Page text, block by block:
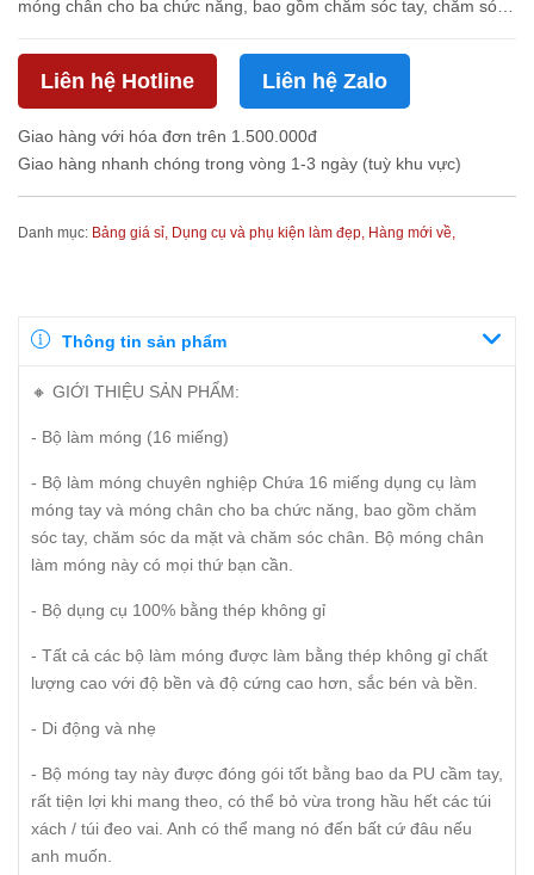
móng chân cho ba chức năng, bao gồm chăm sóc tay, chăm sóc
thứ bạn cần. - ...
Liên hệ Hotline Liên hệ Zalo
Giao hàng với hóa đơn trên 1.500.000đ
Giao hàng nhanh chóng trong vòng 1-3 ngày (tuỳ khu vực)
Danh mục: Bảng giá sỉ, Dụng cụ và phụ kiện làm đẹp, Hàng mới về,
Thông tin sản phẩm
🔸 GIỚI THIỆU SẢN PHẨM:
- Bộ làm móng (16 miếng)
- Bộ làm móng chuyên nghiệp Chứa 16 miếng dụng cụ làm
móng tay và móng chân cho ba chức năng, bao gồm chăm
sóc tay, chăm sóc da mặt và chăm sóc chân. Bộ móng chân
làm móng này có mọi thứ bạn cần.
- Bộ dụng cụ 100% bằng thép không gỉ
- Tất cả các bộ làm móng được làm bằng thép không gỉ chất
lượng cao với độ bền và độ cứng cao hơn, sắc bén và bền.
- Di động và nhẹ
- Bộ móng tay này được đóng gói tốt bằng bao da PU cầm tay,
rất tiện lợi khi mang theo, có thể bỏ vừa trong hầu hết các túi
xách / túi đeo vai. Anh có thể mang nó đến bất cứ đâu nếu
anh muốn.